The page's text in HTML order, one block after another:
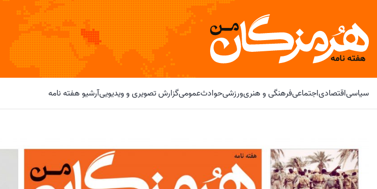
سیاسیاقتصادیاجتماعیفرهنگی و هنریورزشیحوادثعمومیگزارش تصویری و ویدیوییآرشیو هفته نامه